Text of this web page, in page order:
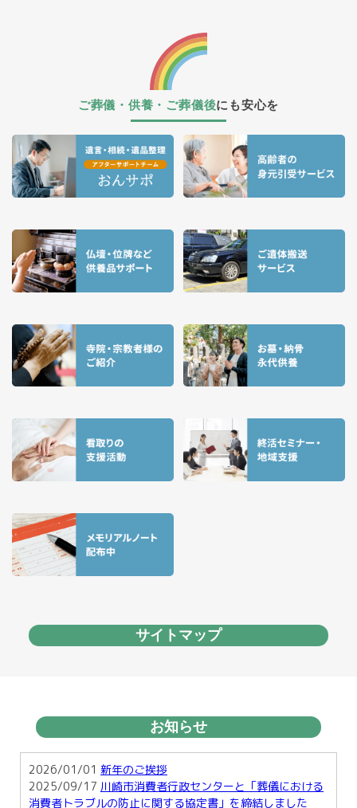
ご葬儀・供養・ご葬儀後にも安心を
サイトマップ
お知らせ
2026/01/01 新年のご挨拶
2025/09/17 川崎市消費者行政センターと「葬儀における
消費者トラブルの防止に関する協定書」を締結しました